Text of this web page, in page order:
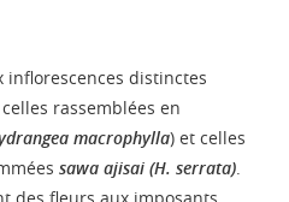
inflorescences distinctes
rassemblées en
macrophylla) et celles
sawa ajisai (H. serrata)
des fleurs aux imposants